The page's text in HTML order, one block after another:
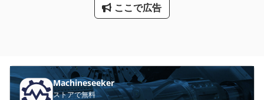
ここで広告
Machineseeker
ストアで無料